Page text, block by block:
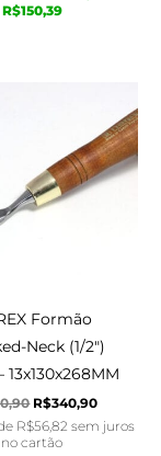
R$150,39
Formão
Neck (1/2″)
13x130x268MM
R$350,90.
R$340,90
preço
atual
é:
R$56,82 sem juros
no cartão